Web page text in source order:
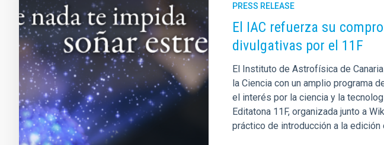
PRESS RELEASE
El IAC refuerza su
divulgativas por el 11F
El Instituto de Astrofísica de
la Ciencia con un amplio programa
el interés por la ciencia y la
Editatona 11F, organizada junto a
práctico de introducción a la